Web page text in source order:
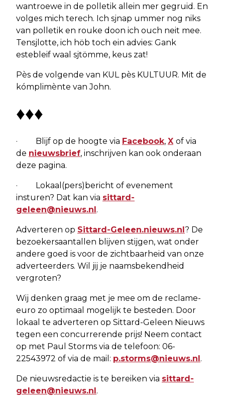
wantroewe in de polletik allein mer gegruid. En
volges mich terech. Ich sjnap ummer nog niks
van polletik en rouke doon ich ouch neit mee.
Tensjlotte, ich höb toch ein advies: Gank
estebleif waal sjtömme, keus zat!
Pès de volgende van KUL pès KULTUUR. Mit de
kómplimènte van John.
♦♦♦
· Blijf op de hoogte via Facebook, X of via
de nieuwsbrief, inschrijven kan ook onderaan
deze pagina.
· Lokaal(pers)bericht of evenement
insturen? Dat kan via sittard-
geleen@nieuws.nl.
Adverteren op Sittard-Geleen.nieuws.nl? De
bezoekersaantallen blijven stijgen, wat onder
andere goed is voor de zichtbaarheid van onze
adverteerders. Wil jij je naamsbekendheid
vergroten?
Wij denken graag met je mee om de reclame-
euro zo optimaal mogelijk te besteden. Door
lokaal te adverteren op Sittard-Geleen Nieuws
tegen een concurrerende prijs! Neem contact
op met Paul Storms via de telefoon: 06-
22543972 of via de mail: p.storms@nieuws.nl.
De nieuwsredactie is te bereiken via sittard-
geleen@nieuws.nl.